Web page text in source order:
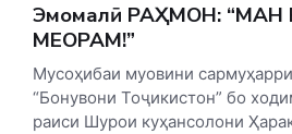
Эмомалӣ РАҲМОН:
МЕОРАМ!”
Мусоҳибаи муовини
“Бонувони Тоҷикистон” бо
раиси Шурои куҳансолони